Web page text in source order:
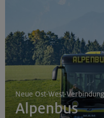
Neue Ost-West-
Alpenbus